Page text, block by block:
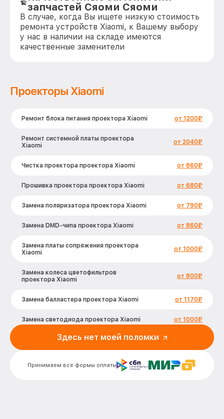
запчастей Сяоми Сяоми
В случае, когда Вы ищете низкую стоимость
ремонта устройств Xiaomi, к Вашему выбору
у нас в наличии на складе имеются
качественные заменители
Проекторы Xiaomi
Ремонт блока питания проектора Xiaomi от 1200₽
Ремонт системной платы проектора
Xiaomi
от 2040₽
Чистка проектора проектора Xiaomi от 860₽
Прошивка проектора проектора Xiaomi от 680₽
Замена поляризатора проектора Xiaomi от 790₽
Замена DMD-чипа проектора Xiaomi от 860₽
Замена платы сопряжения проектора
Xiaomi
от 1000₽
Замена колеса цветофильтров
проектора Xiaomi
от 800₽
Замена балластера проектора Xiaomi от 1170₽
Замена светодиода проектора Xiaomi от 1000₽
Замена фильтра проектора Xiaomi
Ремонт системы охлаждения проектора
Xiaomi
от 1370₽
Принимаем все формы оплаты
Здесь нет моей поломки